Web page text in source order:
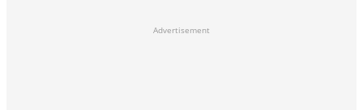
Advertisement